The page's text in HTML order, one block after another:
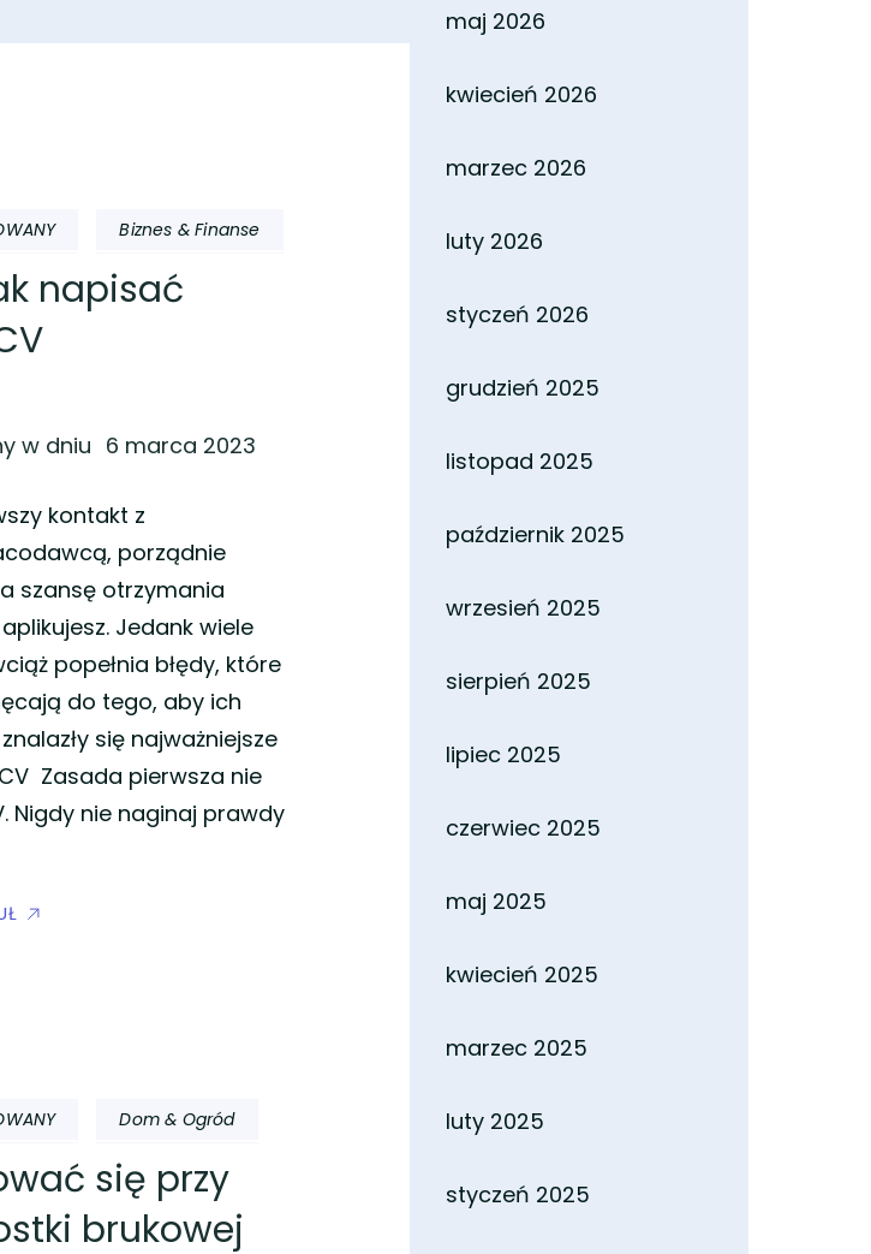
Biznes & Finanse
napisać
w dniu 6 marca 2023
kontakt z
porządnie
szansę otrzymania
Jedank wiele
popełnia błędy, które
do tego, aby ich
się najważniejsze
Zasada pierwsza nie
Nigdy nie naginaj prawdy
Dom & Ogród
się przy
brukowej
maj 2026
kwiecień 2026
marzec 2026
luty 2026
styczeń 2026
grudzień 2025
listopad 2025
październik 2025
wrzesień 2025
sierpień 2025
lipiec 2025
czerwiec 2025
maj 2025
kwiecień 2025
marzec 2025
luty 2025
styczeń 2025